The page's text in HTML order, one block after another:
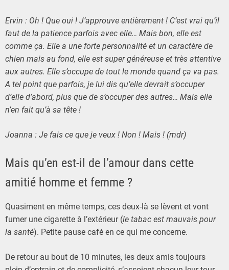
Ervin : Oh ! Que oui ! J’approuve entièrement ! C’est vrai qu’il
faut de la patience parfois avec elle… Mais bon, elle est
comme ça. Elle a une forte personnalité et un caractère de
chien mais au fond, elle est super généreuse et très attentive
aux autres. Elle s’occupe de tout le monde quand ça va pas.
A tel point que parfois, je lui dis qu’elle devrait s’occuper
d’elle d’abord, plus que de s’occuper des autres… Mais elle
n’en fait qu’à sa tête !
Joanna : Je fais ce que je veux ! Non ! Mais ! (mdr)
Mais qu’en est-il de l’amour dans cette
amitié homme et femme ?
Quasiment en même temps, ces deux-là se lèvent et vont
fumer une cigarette à l’extérieur (le tabac est mauvais pour
la santé). Petite pause café en ce qui me concerne.
De retour au bout de 10 minutes, les deux amis toujours